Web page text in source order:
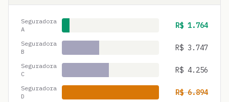
Seguradora
A
R$ 1.764
Seguradora
B
R$ 3.747
Seguradora
C
R$ 4.256
Seguradora
D
R$6.894